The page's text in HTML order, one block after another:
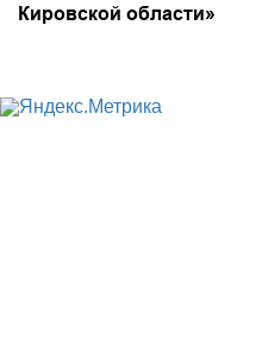
Кировской области»